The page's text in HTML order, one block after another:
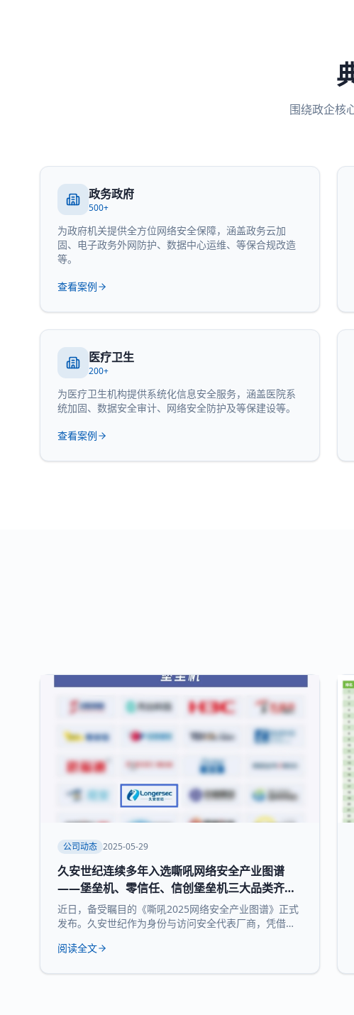
围绕政企核
政务政府
500+
为政府机关提供全方位网络安全保障，涵盖政务云加
固、电子政务外网防护、数据中心运维、等保合规改造
等。
查看案例
医疗卫生
200+
为医疗卫生机构提供系统化信息安全服务，涵盖医院系
统加固、数据安全审计、网络安全防护及等保建设等。
查看案例
公司动态 2025-05-29
久安世纪连续多年入选嘶吼网络安全产业图谱
——堡垒机、零信任、信创堡垒机三大品类齐获
权威认可
近日，备受瞩目的《嘶吼2025网络安全产业图谱》正式
发布。久安世纪作为身份与访问安全代表厂商，凭借其
实力入选 堡垒机、零信任、信创堡垒机 三大细分领域，
阅读全文